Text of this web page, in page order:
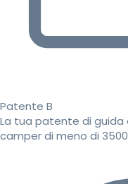
Patente B
La tua patente di
camper di meno di